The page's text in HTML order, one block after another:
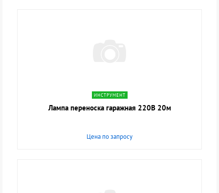
ИНСТРУМЕНТ
Лампа переноска гаражная 220В 20м
Цена по запросу